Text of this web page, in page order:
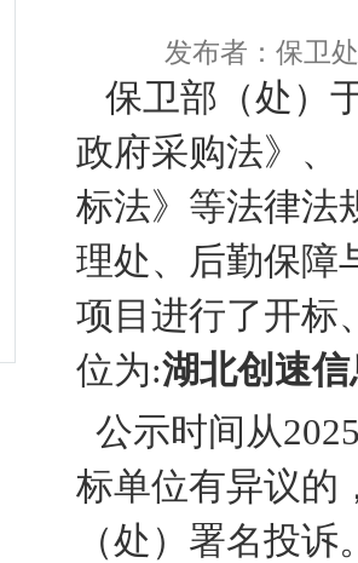
发布者：保卫
保卫部 （处 ）
政府采购法》、
标法》等法律法
理处、 后勤保障
项目进行了开标
位为:湖北创速
公示时间从202
标单位有异议的
（处 ） 署名投诉